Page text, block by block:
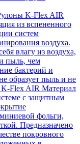
K-Flex AIR
из вспененного
систем
воздуха.
влагу из воздуха,
пыль, чем
бактерий и
образует пыль и не
Flex AIR Материал
c защитным
фольги,
Предназначено
покровного